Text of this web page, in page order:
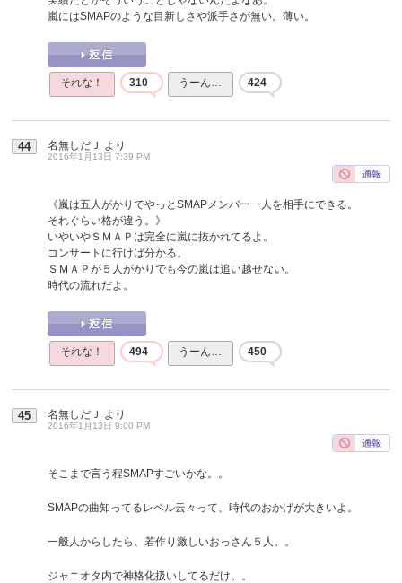
嵐にはSMAPのような目新しさや派手さが無い。薄い。
それな！ 310 うーん… 424
44 名無しだＪ より
2016年1月13日 7:39 PM
《嵐は五人がかりでやっとSMAPメンバー一人を相手にできる。
それぐらい格が違う。》
いやいやＳＭＡＰは完全に嵐に抜かれてるよ。
コンサートに行けば分かる。
ＳＭＡＰが５人がかりでも今の嵐は追い越せない。
時代の流れだよ。
それな！ 494 うーん… 450
45 名無しだＪ より
2016年1月13日 9:00 PM
そこまで言う程SMAPすごいかな。。
SMAPの曲知ってるレベル云々って、時代のおかげが大きいよ。
一般人からしたら、若作り激しいおっさん５人。。
ジャニオタ内で神格化扱いしてるだけ。。